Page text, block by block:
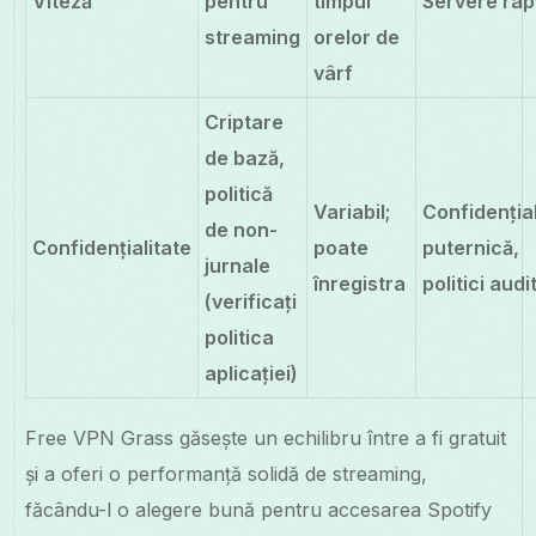
streaming
orelor de
vârf
Confidențialitate
Criptare
de bază,
politică
de non-
jurnale
(verificați
politica
aplicației)
Variabil;
poate
înregistra
puternică,
politici
Free VPN Grass găsește un echilibru între a fi gratuit
și a oferi o performanță solidă de streaming,
făcându-l o alegere bună pentru accesarea Spotify